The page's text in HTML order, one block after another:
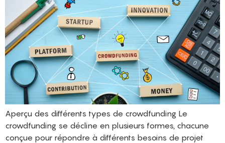
Aperçu des différents types de crowdfunding Le
crowdfunding se décline en plusieurs formes, chacune
conçue pour répondre à différents besoins de projet